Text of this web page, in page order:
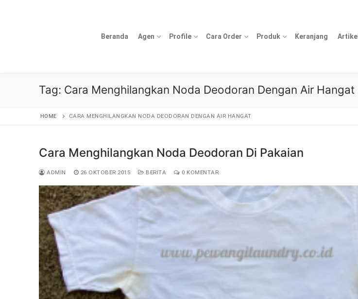
Beranda Agen Profile Cara Order Produk Keranjang Artikel
Tag: Cara Menghilangkan Noda Deodoran Dengan Air Hangat
HOME CARA MENGHILANGKAN NODA DEODORAN DENGAN AIR HANGAT
Cara Menghilangkan Noda Deodoran Di Pakaian
ADMIN 26 OKTOBER 2015 BERITA 0 KOMENTAR